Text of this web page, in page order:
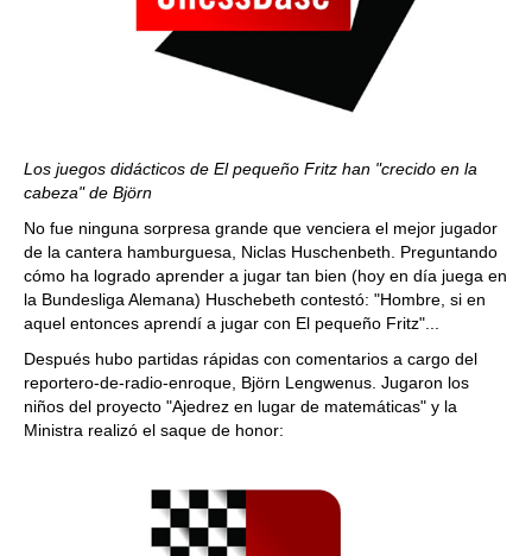
Los juegos didácticos de El pequeño Fritz han "crecido en la
cabeza" de Björn
No fue ninguna sorpresa grande que venciera el mejor jugador
de la cantera hamburguesa, Niclas Huschenbeth. Preguntando
cómo ha logrado aprender a jugar tan bien (hoy en día juega en
la Bundesliga Alemana) Huschebeth contestó: "Hombre, si en
aquel entonces aprendí a jugar con El pequeño Fritz"...
Después hubo partidas rápidas con comentarios a cargo del
reportero-de-radio-enroque, Björn Lengwenus. Jugaron los
niños del proyecto "Ajedrez en lugar de matemáticas" y la
Ministra realizó el saque de honor: